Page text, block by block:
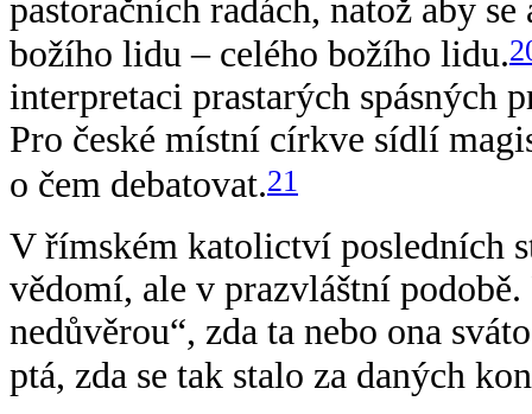
pastoračních radách, natož aby
božího lidu – celého božího lidu.
interpretaci prastarých spásných
Pro české místní církve sídlí
o čem debatovat.21
V římském katolictví posledních
vědomí, ale v prazvláštní podobě.
nedůvěrou“, zda ta nebo ona
ptá, zda se tak stalo za daných